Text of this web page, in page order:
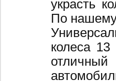
украсть
По
колеса